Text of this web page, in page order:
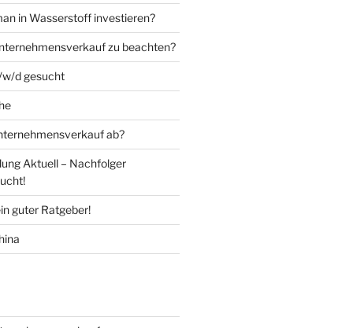
in Wasserstoff investieren?
zu beachten?
d gesucht
ab?
Aktuell – Nachfolger
guter Ratgeber!